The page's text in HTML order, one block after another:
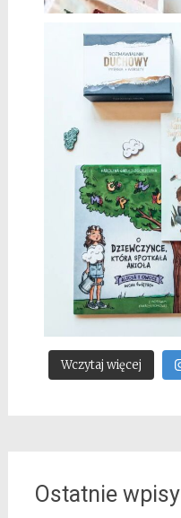
Wczytaj więcej
Ostatnie wpisy